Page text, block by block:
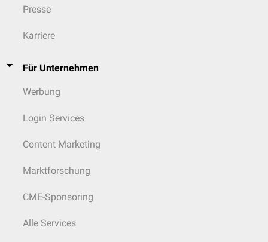
Presse
Karriere
Für Unternehmen
Werbung
Login Services
Content Marketing
Marktforschung
CME-Sponsoring
Alle Services